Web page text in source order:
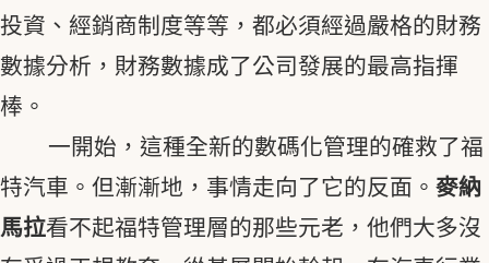
投資、經銷商制度等等，都必須經過嚴格的財務
數據分析，財務數據成了公司發展的最高指揮
棒。
一開始，這種全新的數碼化管理的確救了福
特汽車。但漸漸地，事情走向了它的反面。 麥納
馬拉看不起福特管理層的那些元老，他們大多沒